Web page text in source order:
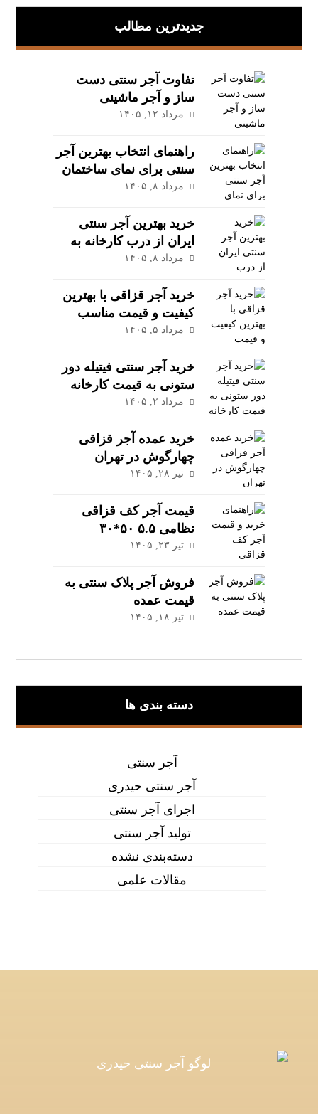
جدیدترین مطالب
تفاوت آجر سنتی دست‌
ساز و آجر ماشینی
مرداد ۱۲, ۱۴۰۵
راهنمای انتخاب بهترین آجر
سنتی برای نمای ساختمان
مرداد ۸, ۱۴۰۵
خرید بهترین آجر سنتی
ایران از درب کارخانه به
قیمت عمده
مرداد ۸, ۱۴۰۵
خرید آجر قزاقی با بهترین
کیفیت و قیمت مناسب
مرداد ۵, ۱۴۰۵
خرید آجر سنتی فیتیله دور
ستونی به قیمت کارخانه
مرداد ۲, ۱۴۰۵
خرید عمده آجر قزاقی
چهارگوش در تهران
تیر ۲۸, ۱۴۰۵
قیمت آجر کف قزاقی
نظامی ۵.۵ ۵۰*۳۰
تیر ۲۳, ۱۴۰۵
فروش آجر پلاک سنتی به
قیمت عمده
تیر ۱۸, ۱۴۰۵
دسته بندی ها
آجر سنتی
آجر سنتی حیدری
اجرای آجر سنتی
تولید آجر سنتی
دسته‌بندی نشده
مقالات علمی